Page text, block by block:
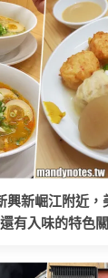
興新崛江附近
有入味的特色關